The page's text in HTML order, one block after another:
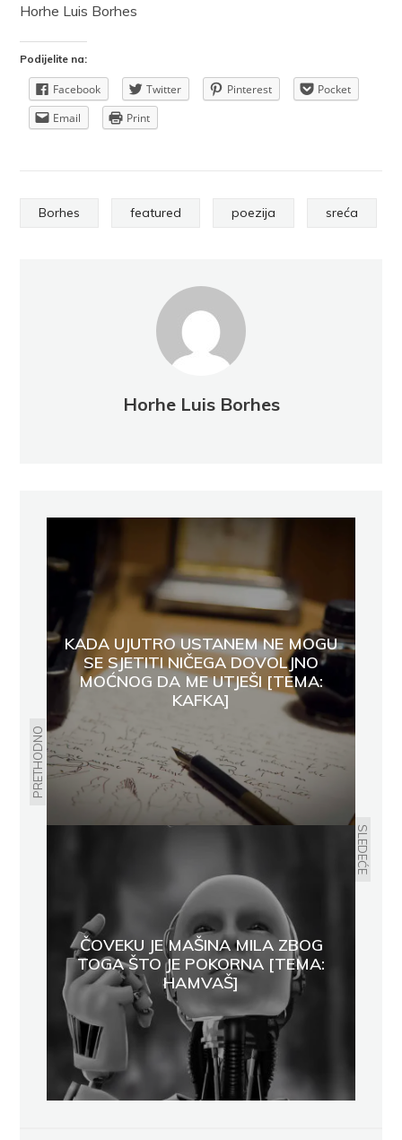
Horhe Luis Borhes
Podijelite na:
Facebook Twitter Pinterest
Pocket
Email
Print
Borhes featured poezija sreća
Horhe Luis Borhes
PRETHODNO
KADA UJUTRO USTANEM NE MOGU
SE SJETITI NIČEGA DOVOLJNO
MOĆNOG DA ME UTJEŠI [TEMA:
KAFKA]
SLEDEĆE
ČOVEKU JE MAŠINA MILA ZBOG
TOGA ŠTO JE POKORNA [TEMA:
HAMVAŠ]